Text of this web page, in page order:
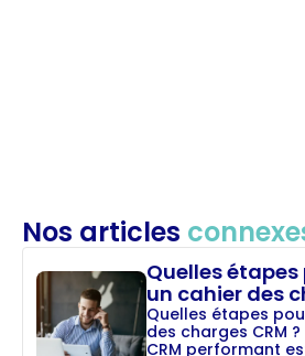
Nos articles
Quelles
un cahier des
Quelles étapes
des charges CRM
CRM performant